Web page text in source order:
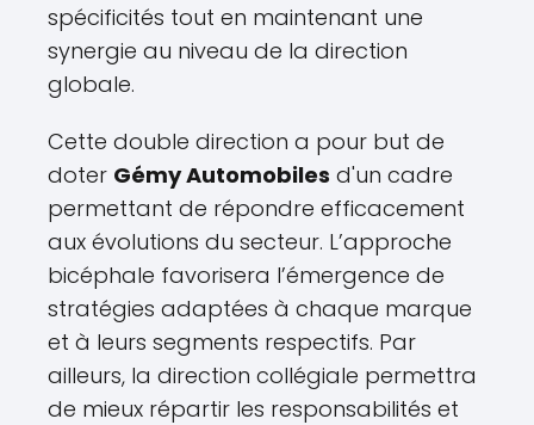
spécificités tout en maintenant une
synergie au niveau de la direction
globale.
Cette double direction a pour but de
doter Gémy Automobiles d'un cadre
permettant de répondre efficacement
aux évolutions du secteur. L’approche
bicéphale favorisera l’émergence de
stratégies adaptées à chaque marque
et à leurs segments respectifs. Par
ailleurs, la direction collégiale permettra
de mieux répartir les responsabilités et